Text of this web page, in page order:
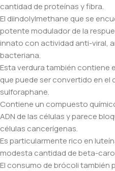
cantidad de proteínas y fibra.
El diindolylmethane que se
potente modulador de la
innato con actividad anti-viral,
bacteriana.
Esta verdura también contiene
que puede ser convertido en
sulforaphane.
Contiene un compuesto
ADN de las células y parece
células cancerígenas.
Es particularmente rico en
modesta cantidad de beta-
El consumo de brócoli también